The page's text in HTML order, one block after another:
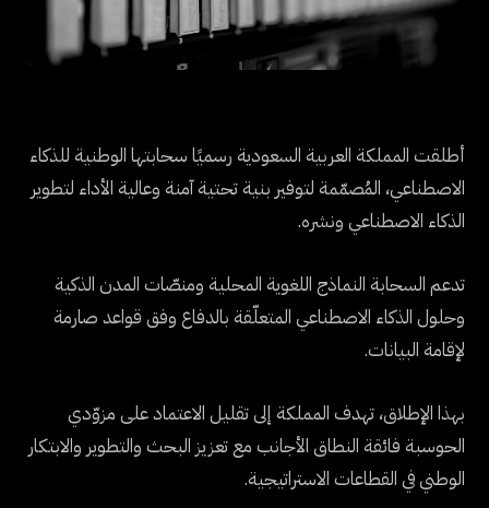
أطلقت المملكة العربية السعودية رسميًا سحابتها الوطنية للذكاء
الاصطناعي، المُصمّمة لتوفير بنية تحتية آمنة وعالية الأداء لتطوير
الذكاء الاصطناعي ونشره.
تدعم السحابة النماذج اللغوية المحلية ومنصّات المدن الذكية
وحلول الذكاء الاصطناعي المتعلّقة بالدفاع وفق قواعد صارمة
لإقامة البيانات.
بهذا الإطلاق، تهدف المملكة إلى تقليل الاعتماد على مزوّدي
الحوسبة فائقة النطاق الأجانب مع تعزيز البحث والتطوير والابتكار
الوطني في القطاعات الاستراتيجية.